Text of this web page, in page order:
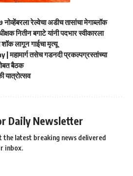
नोव्हेंबरला रेल्वेचा अडीच तासांचा मेगाब्लॉक
नितीन बगाटे यांनी पदभार स्वीकारला
शॉक लागून गाईचा मृत्यू
तसेच गडनदी प्रकल्पग्रस्तांच्या
बैठक
यात्रोत्सव
Daily Newsletter
the latest breaking news delivered
inbox.